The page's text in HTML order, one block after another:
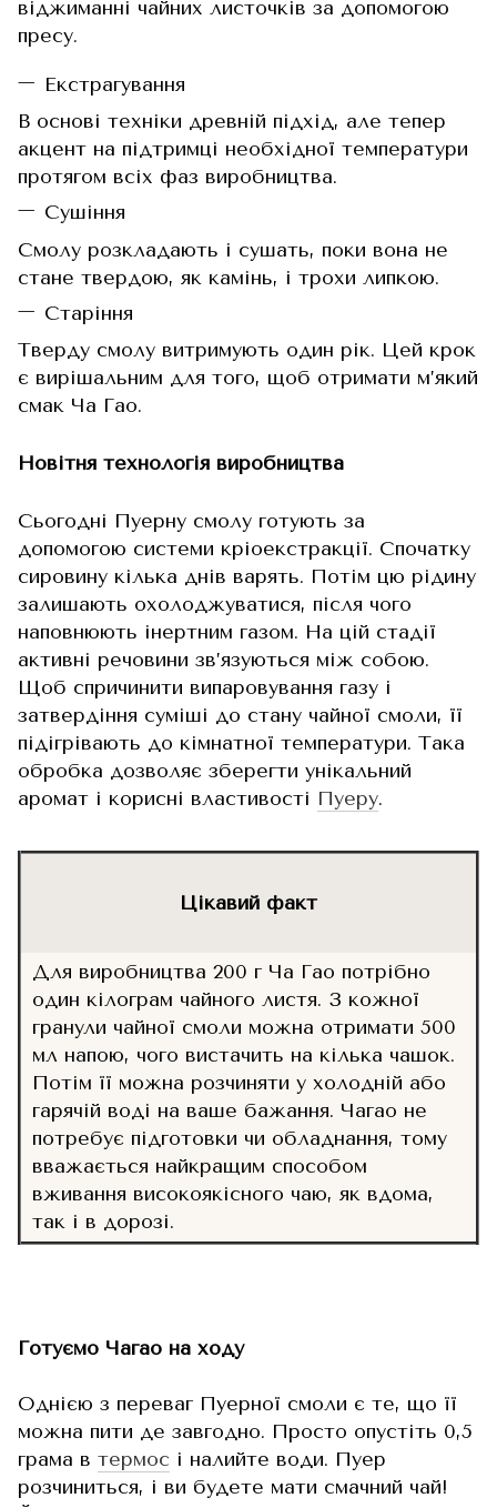
віджиманні чайних листочків за допомогою
пресу.
Екстрагування
В основі техніки древній підхід, але тепер
акцент на підтримці необхідної температури
протягом всіх фаз виробництва.
Сушіння
Смолу розкладають і сушать, поки вона не
стане твердою, як камінь, і трохи липкою.
Старіння
Тверду смолу витримують один рік. Цей крок
є вирішальним для того, щоб отримати м’який
смак Ча Гао.
Новітня технологія виробництва
Сьогодні Пуерну смолу готують за
допомогою системи кріоекстракції. Спочатку
сировину кілька днів варять. Потім цю рідину
залишають охолоджуватися, після чого
наповнюють інертним газом. На цій стадії
активні речовини зв’язуються між собою.
Щоб спричинити випаровування газу і
затвердіння суміші до стану чайної смоли, її
підігрівають до кімнатної температури. Така
обробка дозволяє зберегти унікальний
аромат і корисні властивості Пуеру.
Цікавий факт
Для виробництва 200 г Ча Гао потрібно
один кілограм чайного листя. З кожної
гранули чайної смоли можна отримати 500
мл напою, чого вистачить на кілька чашок.
Потім її можна розчиняти у холодній або
гарячій воді на ваше бажання. Чагао не
потребує підготовки чи обладнання, тому
вважається найкращим способом
вживання високоякісного чаю, як вдома,
так і в дорозі.
Готуємо Чагао на ходу
Однією з переваг Пуерної смоли є те, що її
можна пити де завгодно. Просто опустіть 0,5
грама в термос і налийте води. Пуер
розчиниться, і ви будете мати смачний чай!